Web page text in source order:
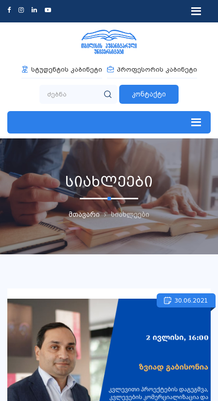
სტუდენტის კაბინეტი პროფესორის კაბინეტი
კონტაქტი
სიახლეები
მთავარი სიახლეები
30.06.2021